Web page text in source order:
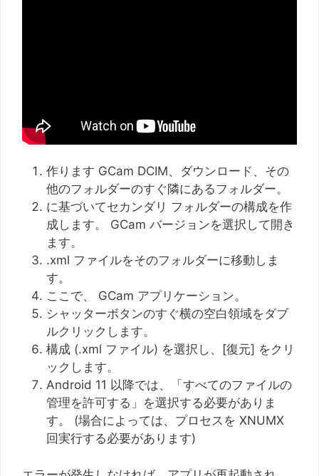
作ります GCam DCIM、ダウンロード、その
他のフォルダーのすぐ隣にあるフォルダー。
に基づいてセカンダリ フォルダーの構成を作
成します。 GCam バージョンを選択して開き
ます。
.xml ファイルをそのフォルダーに移動しま
す。
ここで、 GCam アプリケーション。
シャッターボタンのすぐ横の空白領域をダブ
ルクリックします。
構成 (.xml ファイル) を選択し、[復元] をクリ
ックします。
Android 11 以降では、「すべてのファイルの
管理を許可する」を選択する必要がありま
す。 (場合によっては、プロセスを XNUMX
回実行する必要があります)